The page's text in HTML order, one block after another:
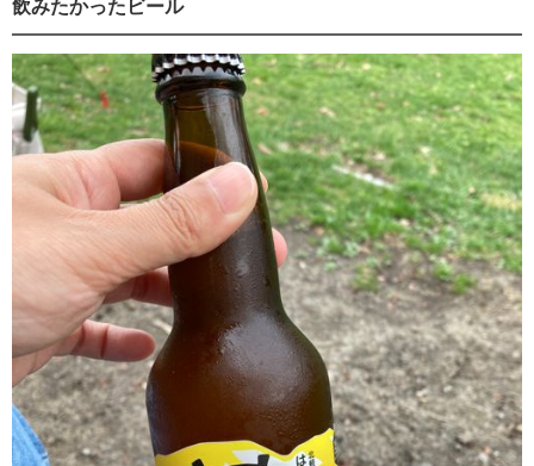
飲みたかったビール